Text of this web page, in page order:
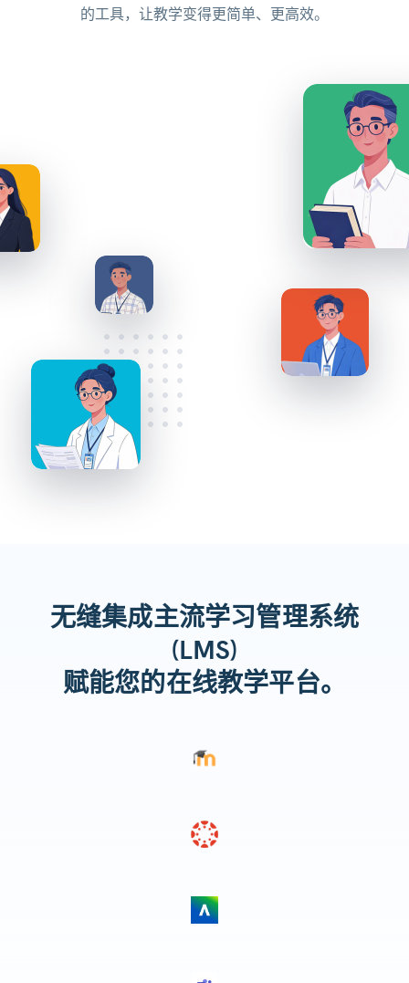
的工具，让教学变得更简单、更高效。
无缝集成主流学习管理系统
(LMS)
赋能您的在线教学平台。